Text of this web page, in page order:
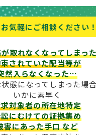
気軽にご相談ください！
取れなくなってしまっ
されていた配当等が
然入らなくなった…
態になってしまった場合
いかに素早く
対象者の所在地特定
にむけての証拠集め
害にあった手口など